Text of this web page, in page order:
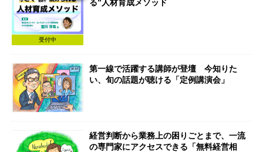
受付中
る”人材育成メソッド
第一線で活躍する講師が登壇 今知りた
い、旬の話題が聴ける「定例講演会」
経営判断から業務上の困りごとまで、一流
の専門家にアクセスできる「無料経営相